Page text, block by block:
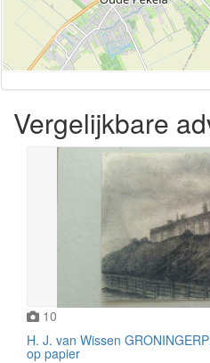
Vergelijkbare
10
H. J. van Wissen
op papier